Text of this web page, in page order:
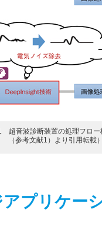
超音波診断装置の処理フロー
（参考文献1）より引用転載
プリケー